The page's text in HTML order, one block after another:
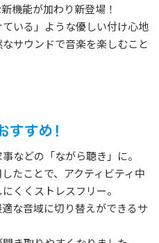
機能が加わり新登場！
いる」ような優しい付け心地
サウンドで音楽を楽しむこと
などの「ながら聴き」に。
たことで、アクティビティ中
くくストレスフリー。
な音域に切り替えができるサ